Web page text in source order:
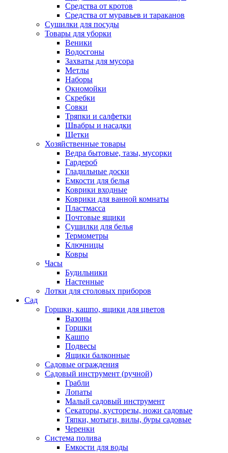
Средства от кротов
Средства от муравьев и тараканов
Сушилки для посуды
Товары для уборки
Веники
Водосгоны
Захваты для мусора
Метлы
Наборы
Окномойки
Скребки
Совки
Тряпки и салфетки
Швабры и насадки
Щетки
Хозяйственные товары
Ведра бытовые, тазы, мусорки
Гардероб
Гладильные доски
Емкости для белья
Коврики входные
Коврики для ванной комнаты
Пластмасса
Почтовые ящики
Сушилки для белья
Термометры
Ключницы
Ковры
Часы
Будильники
Настенные
Лотки для столовых приборов
Сад
Горшки, кашпо, ящики для цветов
Вазоны
Горшки
Кашпо
Подвесы
Ящики балконные
Садовые ограждения
Садовый инструмент (ручной)
Грабли
Лопаты
Малый садовый инструмент
Секаторы, кусторезы, ножи садовые
Тяпки, мотыги, вилы, буры садовые
Черенки
Система полива
Емкости для воды